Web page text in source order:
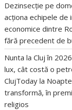
Dezinsecție pe
acționa echipele
economice dintre
fără precedent de
Nunta la Cluj în
lux, cât costă o
ClujToday la
transformă, în
religios